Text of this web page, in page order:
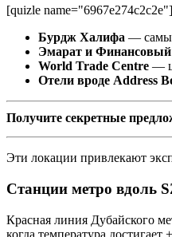
[quizle name="6967e274c2c2e"]
Бурдж Халифа —
Эмарат и
World Trade Centre —
Отели вроде Address
Получите секретные
Эти локации привлекают
Станции метро вдоль
Красная линия Дубайского
когда температура достигает